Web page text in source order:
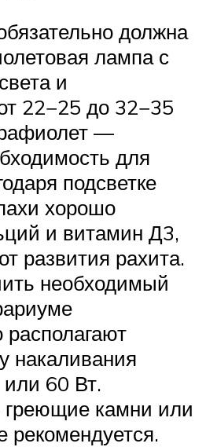
должна
лампа с
и
22−25 до 32−35
—
для
подсветке
хорошо
и витамин Д3,
развития рахита.
необходимый
накаливания
60 Вт.
греющие камни или